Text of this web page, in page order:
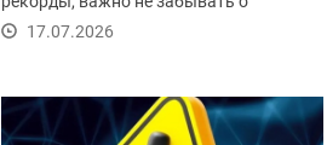
безопасности. Отдых у...
17.07.2026